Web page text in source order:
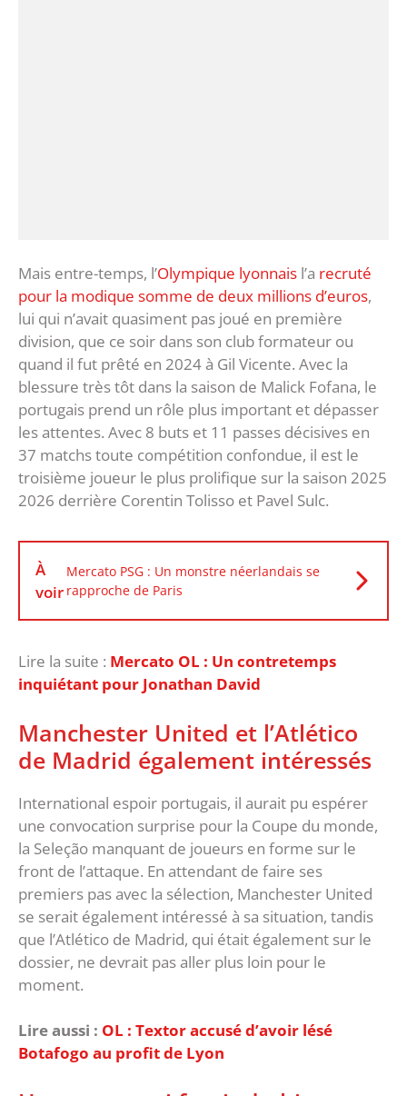
Mais entre-temps, l’Olympique lyonnais l’a recruté
pour la modique somme de deux millions d’euros,
lui qui n’avait quasiment pas joué en première
division, que ce soir dans son club formateur ou
quand il fut prêté en 2024 à Gil Vicente. Avec la
blessure très tôt dans la saison de Malick Fofana, le
portugais prend un rôle plus important et dépasser
les attentes. Avec 8 buts et 11 passes décisives en
37 matchs toute compétition confondue, il est le
troisième joueur le plus prolifique sur la saison 2025
2026 derrière Corentin Tolisso et Pavel Sulc.
À
voir
Mercato PSG : Un monstre néerlandais se
rapproche de Paris
Lire la suite : Mercato OL : Un contretemps
inquiétant pour Jonathan David
Manchester United et l’Atlético
de Madrid également intéressés
International espoir portugais, il aurait pu espérer
une convocation surprise pour la Coupe du monde,
la Seleção manquant de joueurs en forme sur le
front de l’attaque. En attendant de faire ses
premiers pas avec la sélection, Manchester United
se serait également intéressé à sa situation, tandis
que l’Atlético de Madrid, qui était également sur le
dossier, ne devrait pas aller plus loin pour le
moment.
Lire aussi : OL : Textor accusé d’avoir lésé
Botafogo au profit de Lyon